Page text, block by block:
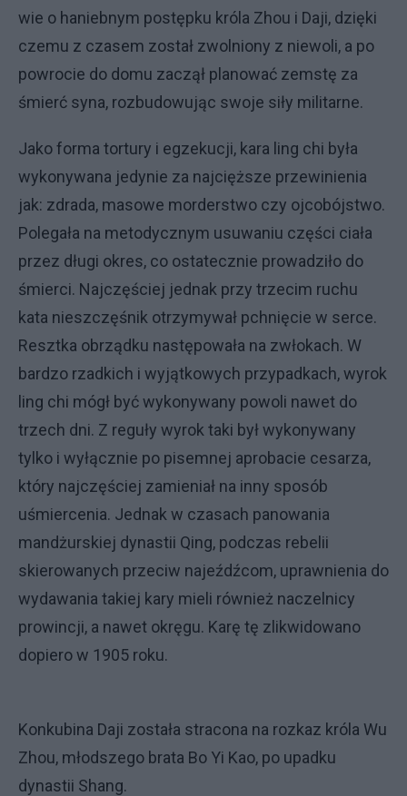
wie o haniebnym postępku króla Zhou i Daji, dzięki
czemu z czasem został zwolniony z niewoli, a po
powrocie do domu zaczął planować zemstę za
śmierć syna, rozbudowując swoje siły militarne.
Jako forma tortury i egzekucji, kara ling chi była
wykonywana jedynie za najcięższe przewinienia
jak: zdrada, masowe morderstwo czy ojcobójstwo.
Polegała na metodycznym usuwaniu części ciała
przez długi okres, co ostatecznie prowadziło do
śmierci. Najczęściej jednak przy trzecim ruchu
kata nieszczęśnik otrzymywał pchnięcie w serce.
Resztka obrządku następowała na zwłokach. W
bardzo rzadkich i wyjątkowych przypadkach, wyrok
ling chi mógł być wykonywany powoli nawet do
trzech dni. Z reguły wyrok taki był wykonywany
tylko i wyłącznie po pisemnej aprobacie cesarza,
który najczęściej zamieniał na inny sposób
uśmiercenia. Jednak w czasach panowania
mandżurskiej dynastii Qing, podczas rebelii
skierowanych przeciw najeźdźcom, uprawnienia do
wydawania takiej kary mieli również naczelnicy
prowincji, a nawet okręgu. Karę tę zlikwidowano
dopiero w 1905 roku.
Konkubina Daji została stracona na rozkaz króla Wu
Zhou, młodszego brata Bo Yi Kao, po upadku
dynastii Shang.